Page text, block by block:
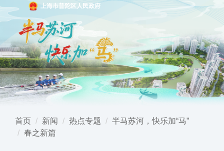
上海市普陀区人民政府
首页 新闻 热点专题
半马苏河，快乐加“马”
春之新篇